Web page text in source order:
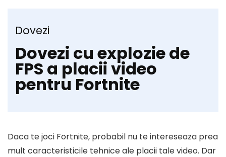
Dovezi
Dovezi cu explozie de
FPS a placii video
pentru Fortnite
Daca te joci Fortnite, probabil nu te intereseaza prea
mult caracteristicile tehnice ale placii tale video. Dar